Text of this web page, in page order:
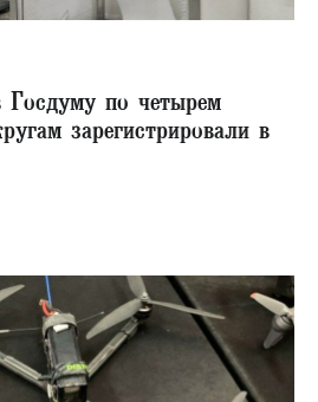
Госдуму по четырем
зарегистрировали в